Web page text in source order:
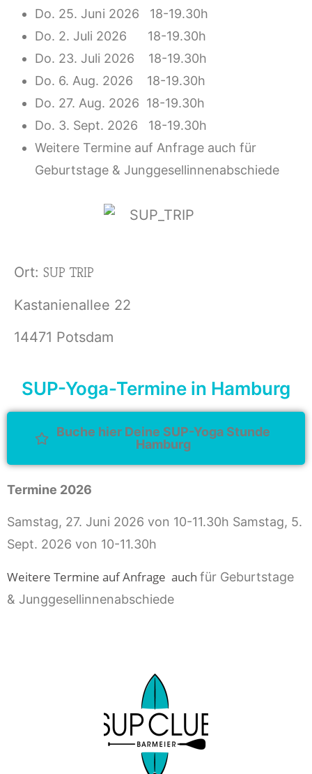
Do. 25. Juni 2026 18-19.30h
Do. 2. Juli 2026 18-19.30h
Do. 23. Juli 2026 18-19.30h
Do. 6. Aug. 2026 18-19.30h
Do. 27. Aug. 2026 18-19.30h
Do. 3. Sept. 2026 18-19.30h
Weitere Termine auf Anfrage auch für
Geburtstage & Junggesellinnenabschiede
Ort: SUP TRIP
Kastanienallee 22
14471 Potsdam
SUP-Yoga-Termine in Hamburg
Buche hier Deine SUP-Yoga Stunde
Hamburg
Termine 2026
Samstag, 27. Juni 2026 von 10-11.30h Samstag, 5.
Sept. 2026 von 10-11.30h
Weitere Termine auf Anfrage auch für Geburtstage
& Junggesellinnenabschiede